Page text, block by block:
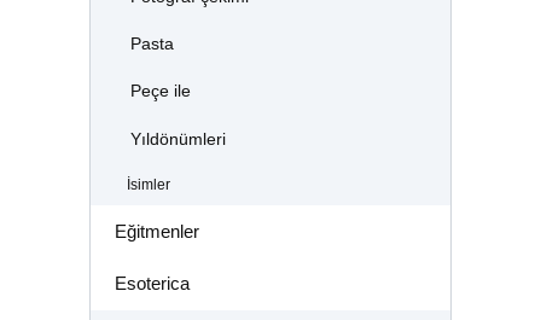
Pasta
Peçe ile
Yıldönümleri
İsimler
Eğitmenler
Esoterica